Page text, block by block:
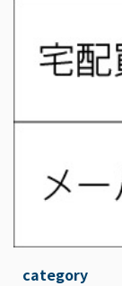
category